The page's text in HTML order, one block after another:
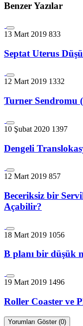
Benzer Yazılar
13 Mart 2019 833
Septat Uterus
12 Mart 2019 1332
Turner Sendromu
10 Şubat 2020 1397
Dengeli
12 Mart 2019 857
Beceriksiz bir
Açabilir?
18 Mart 2019 1056
B planı bir düşük
19 Mart 2019 1496
Roller Coaster ve
Yorumları Göster (0)